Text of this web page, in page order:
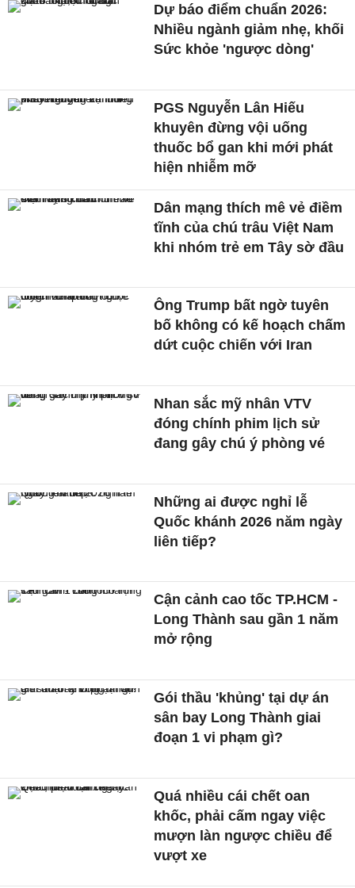
Dự báo điểm chuẩn 2026:
Nhiều ngành giảm nhẹ, khối
Sức khỏe 'ngược dòng'
PGS Nguyễn Lân Hiếu
khuyên đừng vội uống
thuốc bổ gan khi mới phát
hiện nhiễm mỡ
Dân mạng thích mê vẻ điềm
tĩnh của chú trâu Việt Nam
khi nhóm trẻ em Tây sờ đầu
Ông Trump bất ngờ tuyên
bố không có kế hoạch chấm
dứt cuộc chiến với Iran
Nhan sắc mỹ nhân VTV
đóng chính phim lịch sử
đang gây chú ý phòng vé
Những ai được nghỉ lễ
Quốc khánh 2026 năm ngày
liên tiếp?
Cận cảnh cao tốc TP.HCM -
Long Thành sau gần 1 năm
mở rộng
Gói thầu 'khủng' tại dự án
sân bay Long Thành giai
đoạn 1 vi phạm gì?
Quá nhiều cái chết oan
khốc, phải cấm ngay việc
mượn làn ngược chiều để
vượt xe